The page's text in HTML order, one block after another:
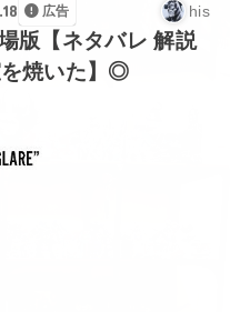
広告 his
版【ネタバレ 解説
焼いた】◎